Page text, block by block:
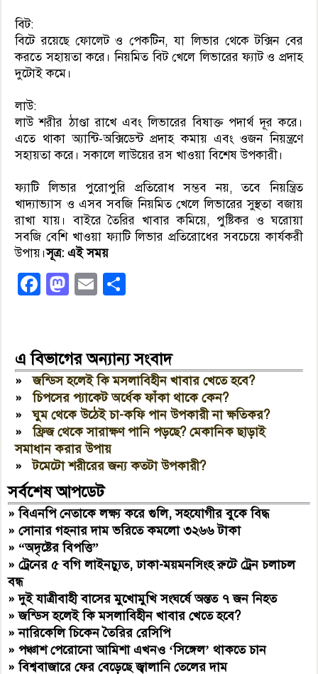
বিট:
বিটে রয়েছে ফোলেট ও পেকটিন, যা লিভার থেকে টক্সিন বের
করতে সহায়তা করে। নিয়মিত বিট খেলে লিভারের ফ্যাট ও প্রদাহ
দুটোই কমে।
লাউ:
লাউ শরীর ঠাণ্ডা রাখে এবং লিভারের বিষাক্ত পদার্থ দূর করে।
এতে থাকা অ্যান্টি-অক্সিডেন্ট প্রদাহ কমায় এবং ওজন নিয়ন্ত্রণে
সহায়তা করে। সকালে লাউয়ের রস খাওয়া বিশেষ উপকারী।
ফ্যাটি লিভার পুরোপুরি প্রতিরোধ সম্ভব নয়, তবে নিয়ন্ত্রিত
খাদ্যাভ্যাস ও এসব সবজি নিয়মিত খেলে লিভারের সুস্থতা বজায়
রাখা যায়। বাইরে তৈরির খাবার কমিয়ে, পুষ্টিকর ও ঘরোয়া
সবজি বেশি খাওয়া ফ্যাটি লিভার প্রতিরোধের সবচেয়ে কার্যকরী
উপায়।সূত্র: এই সময়
Facebook
Mastodon
Email
এ বিভাগের অন্যান্য সংবাদ
»জন্ডিস হলেই কি মসলাবিহীন খাবার খেতে হবে?
»চিপসের প্যাকেট অর্ধেক ফাঁকা থাকে কেন?
»ঘুম থেকে উঠেই চা-কফি পান উপকারী না ক্ষতিকর?
»ফ্রিজ থেকে সারাক্ষণ পানি পড়ছে? মেকানিক ছাড়াই
সমাধান করার উপায়
»টমেটো শরীরের জন্য কতটা উপকারী?
সর্বশেষ আপডেট
»বিএনপি নেতাকে লক্ষ্য করে গুলি, সহযোগীর বুকে বিদ্ধ
»সোনার গহনার দাম ভরিতে কমলো ৩২৬৬ টাকা
» “অদৃষ্টের বিপত্তি”
»ট্রেনের ৫ বগি লাইনচ্যুত, ঢাকা-ময়মনসিংহ রুটে ট্রেন চলাচল
বন্ধ
»দুই যাত্রীবাহী বাসের মুখোমুখি সংঘর্ষে অন্তত ৭ জন নিহত
»জন্ডিস হলেই কি মসলাবিহীন খাবার খেতে হবে?
»নারিকেলি চিকেন তৈরির রেসিপি
»পঞ্চাশ পেরোনো আমিশা এখনও ‘সিঙ্গেল’ থাকতে চান
»বিশ্ববাজারে ফের বেড়েছে জ্বালানি তেলের দাম